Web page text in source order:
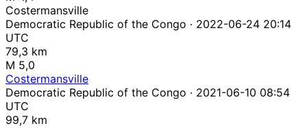
Costermansville
Democratic Republic of the Congo · 2022-06-24 20:14
UTC
79,3 km
M 5,0
Costermansville
Democratic Republic of the Congo · 2021-06-10 08:54
UTC
99,7 km